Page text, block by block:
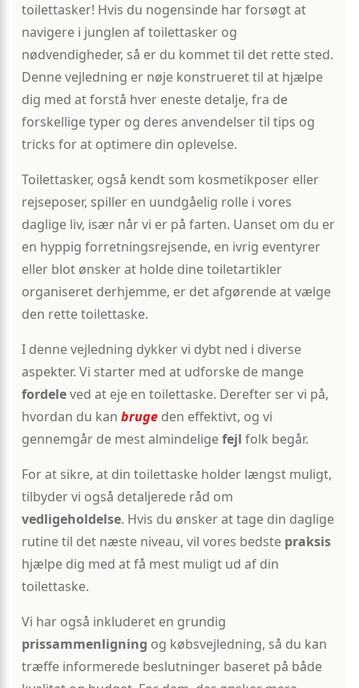
toilettasker! Hvis du nogensinde har forsøgt at
navigere i junglen af ​​toilettasker og
nødvendigheder, så er du kommet til det rette sted.
Denne vejledning er nøje konstrueret til at hjælpe
dig med at forstå hver eneste detalje, fra de
forskellige typer og deres anvendelser til tips og
tricks for at optimere din oplevelse.
Toilettasker, også kendt som kosmetikposer eller
rejseposer, spiller en uundgåelig rolle i vores
daglige liv, især når vi er på farten. Uanset om du er
en hyppig forretningsrejsende, en ivrig eventyrer
eller blot ønsker at holde dine toiletartikler
organiseret derhjemme, er det afgørende at vælge
den rette toilettaske.
I denne vejledning dykker vi dybt ned i diverse
aspekter. Vi starter med at udforske de mange
fordeleved at eje en toilettaske. Derefter ser vi på,
hvordan du kan brugeden effektivt, og vi
gennemgår de mest almindeligefejl folk begår.
For at sikre, at din toilettaske holder længst muligt,
tilbyder vi også detaljerede råd om
vedligeholdelse. Hvis du ønsker at tage din daglige
rutine til det næste niveau, vil vores bedste praksis
hjælpe dig med at få mest muligt ud af din
toilettaske.
Vi har også inkluderet en grundig
prissammenligning og købsvejledning, så du kan
træffe informerede beslutninger baseret på både